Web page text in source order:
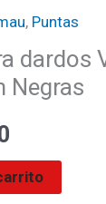
, Puntas
dardos
Negras
₡14400.